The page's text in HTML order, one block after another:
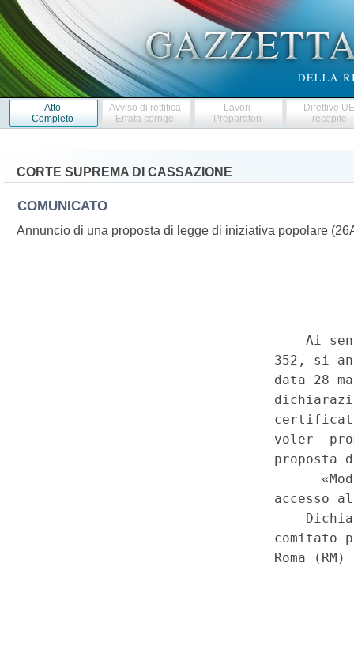
Atto
Completo
Avviso di rettifica
Errata corrige
Lavori
Preparatori
Direttive
recepite
CORTE SUPREMA DI CASSAZIONE
COMUNICATO
Annuncio di una proposta di legge di iniziativa popolare